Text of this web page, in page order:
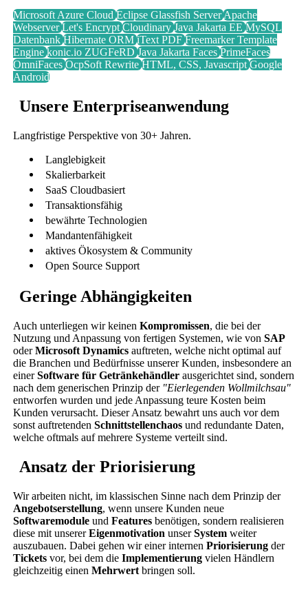
Microsoft Azure CloudEclipse Glassfish ServerApache
WebserverLet's EncryptCloudinaryJava JakartaEE MySQL
DatenbankHibernateORM iText PDFFreemarker Template
Enginekonic.io ZUGFeRDJava JakartaFaces PrimeFaces
OmniFacesOcpSoft RewriteHTML, CSS, JavascriptGoogle
Android
Unsere Enterpriseanwendung
Langfristige Perspektive von 30+ Jahren.
Langlebigkeit
Skalierbarkeit
SaaS Cloudbasiert
Transaktionsfähig
bewährte Technologien
Mandantenfähigkeit
aktives Ökosystem & Community
Open Source Support
Geringe Abhängigkeiten
Auch unterliegen wir keinenKompromissen, die bei der
Nutzung und Anpassung von fertigen Systemen, wie vonSAP
oderMicrosoft Dynamics auftreten, welche nicht optimal auf
die Branchen und Bedürfnisse unserer Kunden, insbesondere an
einerSoftware für Getränkehändler ausgerichtet sind, sondern
nach dem generischen Prinzip der "Eierlegenden Wollmilchsau"
entworfen wurden und jede Anpassung teure Kosten beim
Kunden verursacht. Dieser Ansatz bewahrt uns auch vor dem
sonst auftretendenSchnittstellenchaos und redundante Daten,
welche oftmals auf mehrere Systeme verteilt sind.
Ansatz der Priorisierung
Wir arbeiten nicht, im klassischen Sinne nach dem Prinzip der
Angebotserstellung, wenn unsere Kunden neue
Softwaremodule undFeatures benötigen, sondern realisieren
diese mit unsererEigenmotivation unserSystem weiter
auszubauen. Dabei gehen wir einer internenPriorisierung der
Tickets vor, bei dem dieImplementierung vielen Händlern
gleichzeitig einenMehrwert bringen soll.